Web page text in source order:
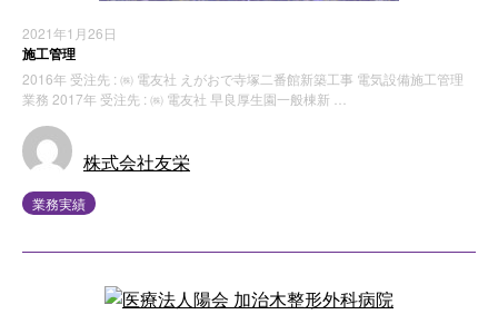
2021年1月26日
施工管理
2016年 受注先 : ㈱ 電友社 えがおで寺塚二番館新築工事 電気設備施工管理
業務 2017年 受注先 : ㈱ 電友社 早良厚生園一般棟新 …
株式会社友栄
業務実績